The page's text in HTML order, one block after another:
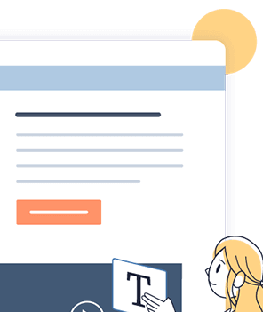
auto-évaluations
LFKL
situation de